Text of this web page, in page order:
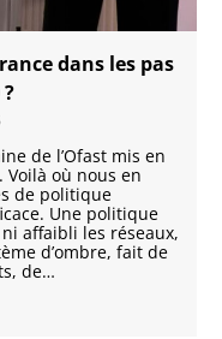
dans les pas
de l’Ofast mis en
où nous en
de politique
Une politique
affaibli les réseaux,
d’ombre, fait de
de…